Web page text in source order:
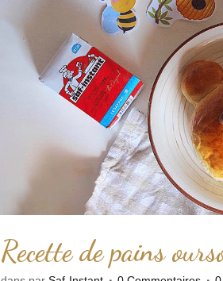
Recette de pains